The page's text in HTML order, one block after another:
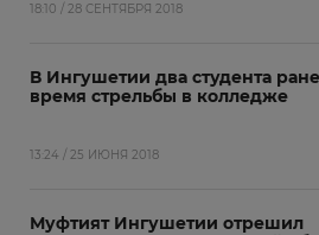
18:10 / 28 СЕНТЯБРЯ 2018
В Ингушетии два студента
время стрельбы в колледже
13:24 / 25 ИЮНЯ 2018
Муфтият Ингушетии отрешил